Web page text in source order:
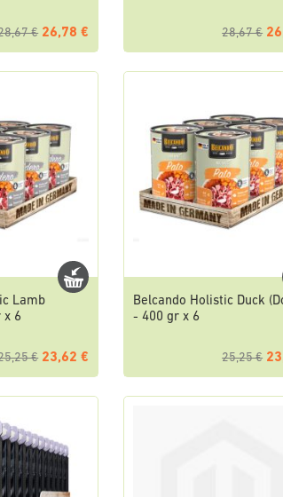
€ 26,78 € 28,67 €
Lamb
x 6
€ 23,62 €
Belcando Holistic Duck
- 400 gr x 6
25,25 €